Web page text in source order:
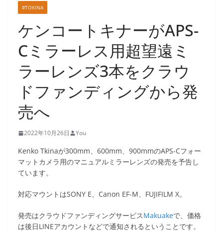
#TOKINA
ケンコートキナーがAPS-
Cミラーレス用超望遠ミ
ラーレンズ3本をクラウ
ドファンディングから発
売へ
2022年10月26日 You
Kenko Tkinaが300mm、600mm、900mmのAPS-Cフォー
マットカメラ用のマニュアルミラーレンズの発売を予告し
ています。
対応マウントはSONY E、Canon EF-M、FUJIFILM X。
発売はクラウドファンディングサービスMakuakeで、価格
は後日LINEアカウントなどで通知されるということです。